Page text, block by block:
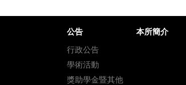
公告
行政公告
學術活動
獎助學金暨其他
本所簡介